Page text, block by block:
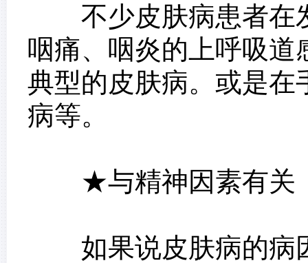
不少皮肤病患者在
咽痛、咽炎的上呼吸道
典型的皮肤病。或是在
病等。
★与精神因素有关
如果说皮肤病的病